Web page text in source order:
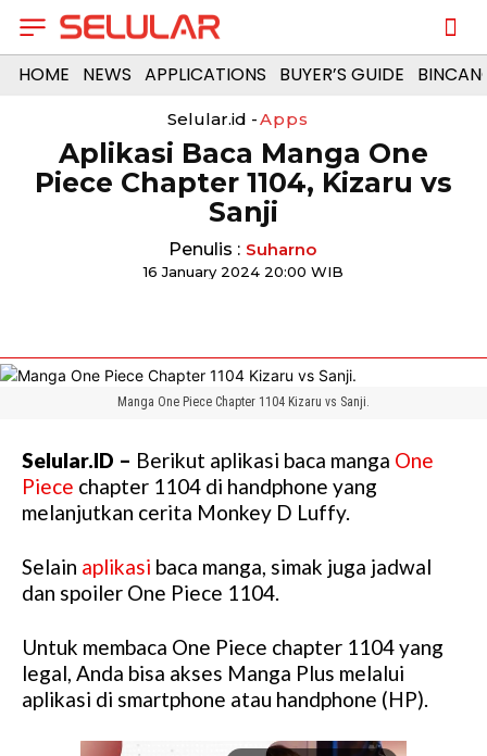
HOME NEWS APPLICATIONS BUYER’S GUIDE
Selular.id -Apps
Aplikasi Baca Manga One
Piece Chapter 1104, Kizaru vs
Sanji
Penulis : Suharno
16 January 2024 20:00 WIB
Manga One Piece Chapter 1104 Kizaru vs Sanji.
Selular.ID – Berikut aplikasi baca manga One
Piece chapter 1104 di handphone yang
melanjutkan cerita Monkey D Luffy.
Selain aplikasi baca manga, simak juga jadwal
dan spoiler One Piece 1104.
Untuk membaca One Piece chapter 1104 yang
legal, Anda bisa akses Manga Plus melalui
aplikasi di smartphone atau handphone (HP).